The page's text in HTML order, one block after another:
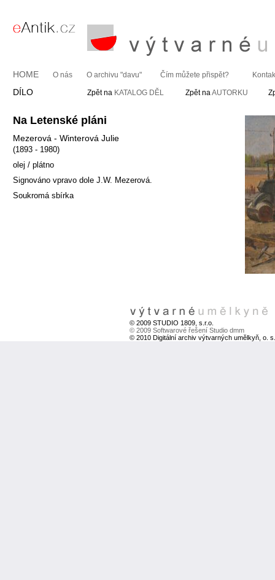
HOME O nás O archivu "davu" Čím můžete přispět?
DÍLO Zpět na KATALOG DĚL Zpět naAUTORKU
Na Letenské pláni
Mezerová - Winterová Julie
(1893 - 1980)
olej / plátno
Signováno vpravo dole J.W. Mezerová.
Soukromá sbírka
© 2009 STUDIO 1809, s.r.o.
© 2009 Softwarové řešení Studio dmm
© 2010 Digitální archiv výtvarných umělkyň, o. s.